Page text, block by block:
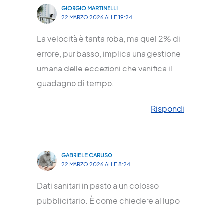
GIORGIO MARTINELLI
22 MARZO 2026 ALLE 19:24
La velocità è tanta roba, ma quel 2% di
errore, pur basso, implica una gestione
umana delle eccezioni che vanifica il
guadagno di tempo.
Rispondi
GABRIELE CARUSO
22 MARZO 2026 ALLE 8:24
Dati sanitari in pasto a un colosso
pubblicitario. È come chiedere al lupo